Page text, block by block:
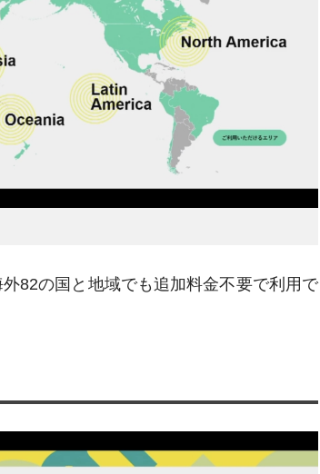
82の国と地域でも追加料金不要で利用で